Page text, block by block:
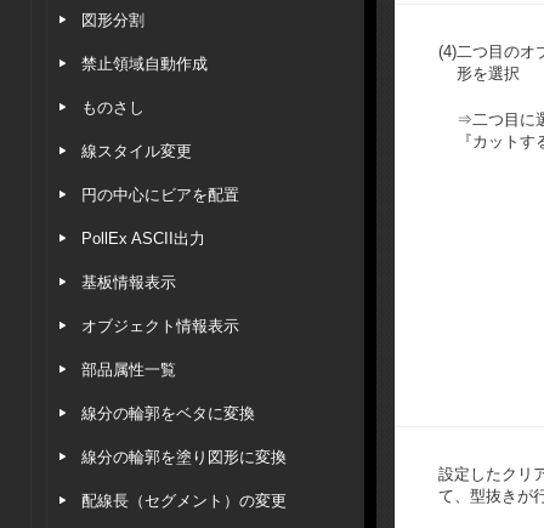
図形分割
禁止領域自動作成
ものさし
線スタイル変更
円の中心にビアを配置
PollEx ASCII出力
基板情報表示
オブジェクト情報表示
部品属性一覧
線分の輪郭をベタに変換
線分の輪郭を塗り図形に変換
配線長（セグメント）の変更
(4)二つ目のオ
形を選択
⇒二つ目に
『カット
設定したクリ
て、型抜きが